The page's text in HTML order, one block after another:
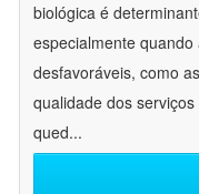
biológica é
especialmente
desfavoráveis, como
qualidade dos
qued...